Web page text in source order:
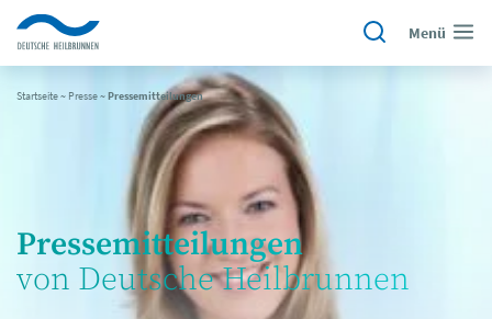
Menü
Startseite~ Presse~Pressemitteilungen
Pressemitteilungen
von Deutsche Heilbrunnen